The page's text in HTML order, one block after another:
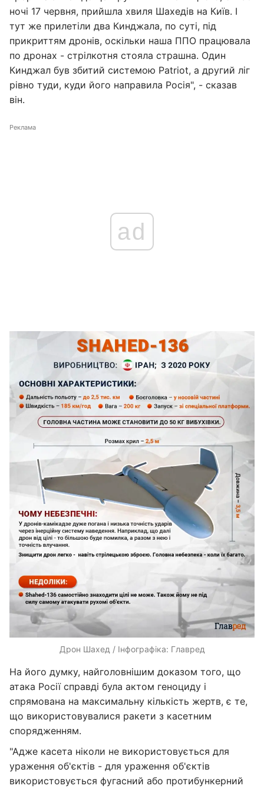
ночі 17 червня, прийшла хвиля Шахедів на Київ. І
тут же прилетіли два Кинджала, по суті, під
прикриттям дронів, оскільки наша ППО працювала
по дронах - стрілкотня стояла страшна. Один
Кинджал був збитий системою Patriot, а другий ліг
рівно туди, куди його направила Росія", - сказав
він.
Реклама
ad
Дрон Шахед / Інфографіка: Главред
На його думку, найголовнішим доказом того, що
атака Росії справді була актом геноциду і
спрямована на максимальну кількість жертв, є те,
що використовувалися ракети з касетним
спорядженням.
"Адже касета ніколи не використовується для
ураження об'єктів - для ураження об'єктів
використовується фугасний або протибункерний